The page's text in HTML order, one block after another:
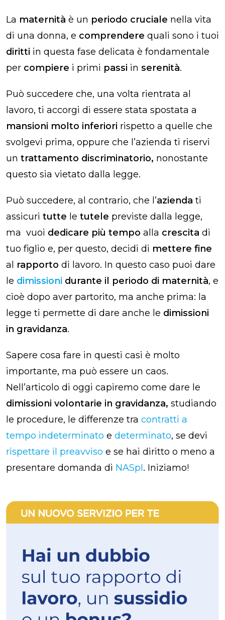
La maternità è un periodo cruciale nella vita
di una donna, e comprendere quali sono i tuoi
diritti in questa fase delicata è fondamentale
per compiere i primi passi in serenità.
Può succedere che, una volta rientrata al
lavoro, ti accorgi di essere stata spostata a
mansioni molto inferiori rispetto a quelle che
svolgevi prima, oppure che l’azienda ti riservi
un trattamento discriminatorio, nonostante
questo sia vietato dalla legge.
Può succedere, al contrario, che l’azienda ti
assicuri tutte le tutele previste dalla legge,
ma vuoi dedicare più tempo alla crescita di
tuo figlio e, per questo, decidi di mettere fine
al rapporto di lavoro. In questo caso puoi dare
le dimissioni durante il periodo di maternità, e
cioè dopo aver partorito, ma anche prima: la
legge ti permette di dare anche le dimissioni
in gravidanza.
Sapere cosa fare in questi casi è molto
importante, ma può essere un caos.
Nell’articolo di oggi capiremo come dare le
dimissioni volontarie in gravidanza, studiando
le procedure, le differenze tra contratti a
tempo indeterminato e determinato, se devi
rispettare il preavviso e se hai diritto o meno a
presentare domanda di NASpI. Iniziamo!